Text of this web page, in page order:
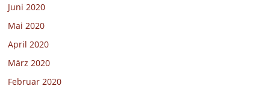
Juni 2020
Mai 2020
April 2020
März 2020
Februar 2020